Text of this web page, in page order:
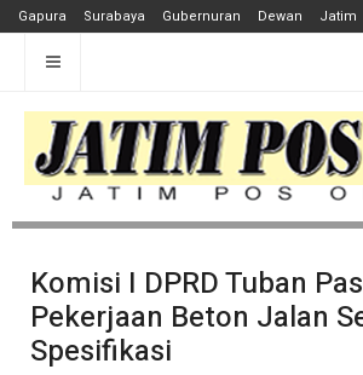
Gapura Surabaya Gubernuran Dewan Jatim
Komisi I DPRD Tuban
Pekerjaan Beton Jalan
Spesifikasi